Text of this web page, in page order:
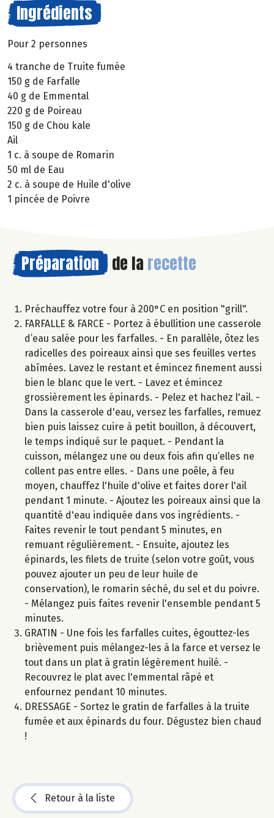
Ingrédients
Pour 2 personnes
4 tranche de Truite fumée
150 g de Farfalle
40 g de Emmental
220 g de Poireau
150 g de Chou kale
Ail
1 c. à soupe de Romarin
50 ml de Eau
2 c. à soupe de Huile d'olive
1 pincée de Poivre
Préparation de la recette
Préchauffez votre four à 200°C en position "grill".
FARFALLE & FARCE - Portez à ébullition une casserole
d’eau salée pour les farfalles. - En parallèle, ôtez les
radicelles des poireaux ainsi que ses feuilles vertes
abîmées. Lavez le restant et émincez finement aussi
bien le blanc que le vert. - Lavez et émincez
grossièrement les épinards. - Pelez et hachez l'ail. -
Dans la casserole d'eau, versez les farfalles, remuez
bien puis laissez cuire à petit bouillon, à découvert,
le temps indiqué sur le paquet. - Pendant la
cuisson, mélangez une ou deux fois afin qu’elles ne
collent pas entre elles. - Dans une poêle, à feu
moyen, chauffez l'huile d'olive et faites dorer l'ail
pendant 1 minute. - Ajoutez les poireaux ainsi que la
quantité d'eau indiquée dans vos ingrédients. -
Faites revenir le tout pendant 5 minutes, en
remuant régulièrement. - Ensuite, ajoutez les
épinards, les filets de truite (selon votre goût, vous
pouvez ajouter un peu de leur huile de
conservation), le romarin séché, du sel et du poivre.
- Mélangez puis faites revenir l'ensemble pendant 5
minutes.
GRATIN - Une fois les farfalles cuites, égouttez-les
brièvement puis mélangez-les à la farce et versez le
tout dans un plat à gratin légèrement huilé. -
Recouvrez le plat avec l'emmental râpé et
enfournez pendant 10 minutes.
DRESSAGE - Sortez le gratin de farfalles à la truite
fumée et aux épinards du four. Dégustez bien chaud
!
Retour à la liste